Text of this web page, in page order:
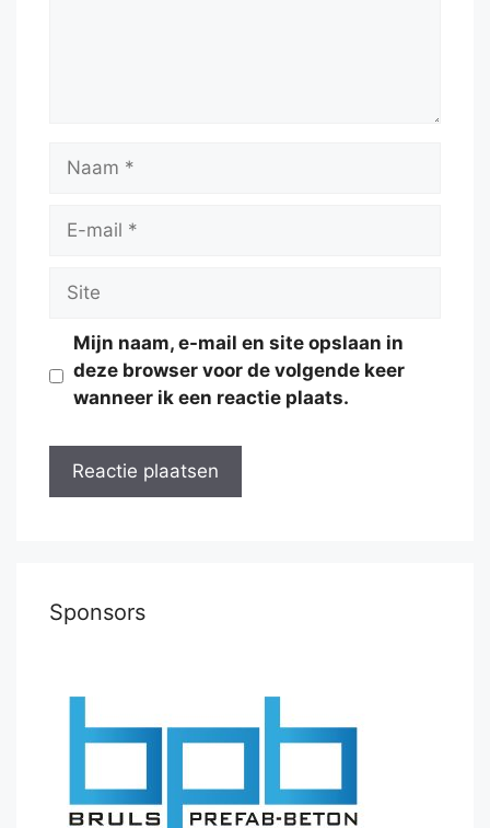
Naam
Site
Mijn naam, e-mail en site opslaan in
deze browser voor de volgende keer
wanneer ik een reactie plaats.
Sponsors